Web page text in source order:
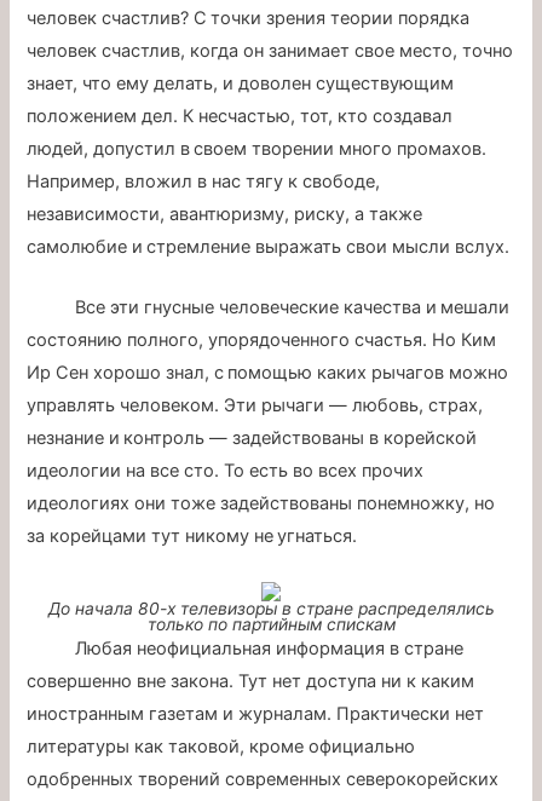
человек счастлив? С точки зрения теории порядка
человек счастлив, когда он занимает свое место, точно
знает, что ему делать, и доволен существующим
положением дел. К несчастью, тот, кто создавал
людей, допустил в своем творении много промахов.
Например, вложил в нас тягу к свободе,
независимости, авантюризму, риску, а также
самолюбие и стремление выражать свои мысли вслух.
Все эти гнусные человеческие качества и мешали
состоянию полного, упорядоченного счастья. Но Ким
Ир Сен хорошо знал, с помощью каких рычагов можно
управлять человеком. Эти рычаги — любовь, страх,
незнание и контроль — задействованы в корейской
идеологии на все сто. То есть во всех прочих
идеологиях они тоже задействованы понемножку, но
за корейцами тут никому не угнаться.
До начала 80-х телевизоры в стране распределялись
только по партийным спискам
Любая неофициальная информация в стране
совершенно вне закона. Тут нет доступа ни к каким
иностранным газетам и журналам. Практически нет
литературы как таковой, кроме официально
одобренных творений современных северокорейских